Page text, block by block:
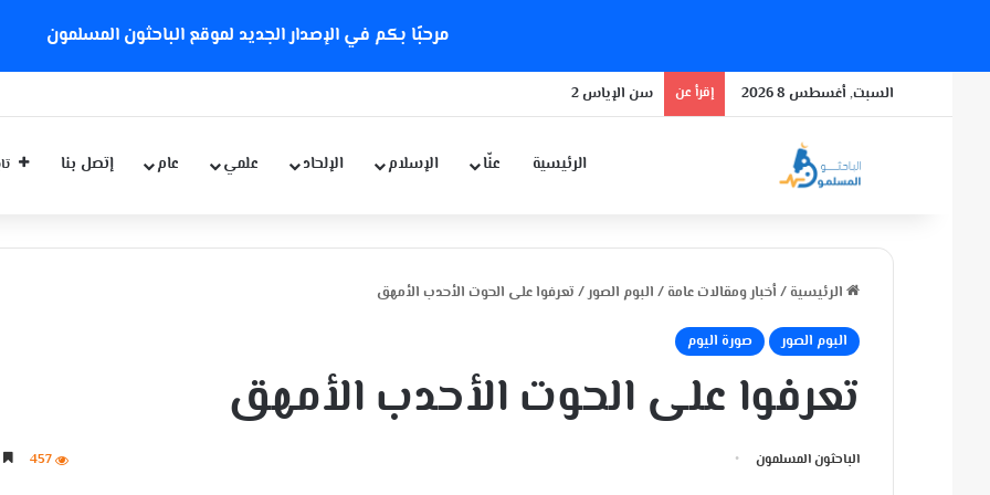
مرحبًا بكم في الإصدار الجديد لموقع الباحثون المسلمون
السبت, أغسطس 8 2026 إقرأ عن سن الإياس 2
الرئيسية عنّا الإسلام الإلحاد علمي عام إتصل بنا
الرئيسية / أخبار ومقالات عامة / البوم الصور/ تعرفوا على الحوت الأحدب الأمهق
البوم الصور صورة اليوم
تعرفوا على الحوت الأحدب الأمهق
الباحثون المسلمون 457 3 دقائق